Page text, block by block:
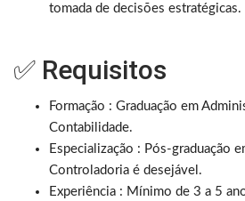
tomada de decisões estratégicas.
✅ Requisitos
Formação : Graduação em
Contabilidade.
Especialização : Pós-graduação
Controladoria é desejável.
Experiência : Mínimo de 3 a 5